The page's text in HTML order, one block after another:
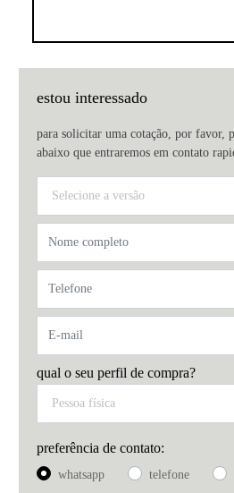
estou interessado
para solicitar uma cotação, por favor,
abaixo que entraremos em contato
qual o seu perfil de compra?
preferência de contato:
whatsapp telefone